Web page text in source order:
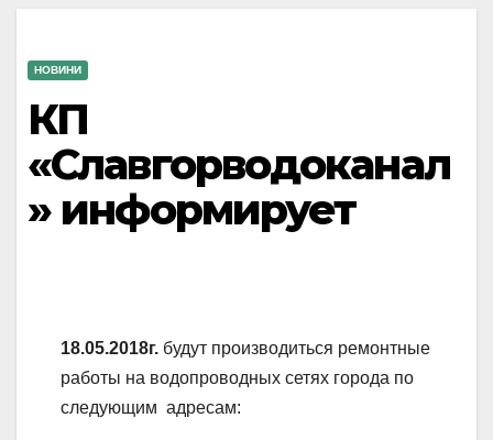
НОВИНИ
КП
«Славгорводоканал
» информирует
18.05.2018г. будут производиться ремонтные
работы на водопроводных сетях города по
следующим адресам: